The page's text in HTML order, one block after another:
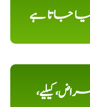
جاتا ہے
کیلیے،